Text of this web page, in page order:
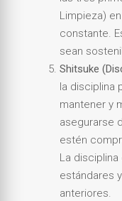
Limpieza)
constante.
sean
Shitsuke
la disciplina
mantener y
asegurarse
estén
La
estándares
anteriores.